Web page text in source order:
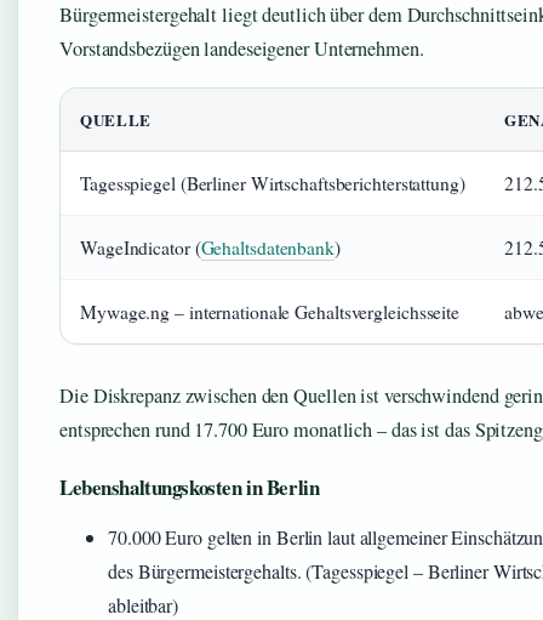
Bürgermeistergehalt liegt deutlich über dem
Vorstandsbezügen landeseigener Unternehmen.
QUELLE
Tagesspiegel (Berliner Wirtschaftsberichterstattung)
WageIndicator (Gehaltsdatenbank)
Mywage.ng – internationale Gehaltsvergleichsseite
Die Diskrepanz zwischen den Quellen ist verschwindend
entsprechen rund 17.700 Euro monatlich – das ist das
Lebenshaltungskosten in Berlin
70.000 Euro gelten in Berlin laut allgemeiner
des Bürgermeistergehalts. (Tagesspiegel – Berliner
ableitbar)